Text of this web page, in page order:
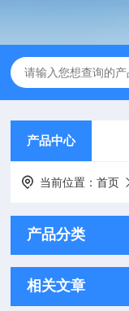
产品中心
当前位置：首页
产品分类
相关文章